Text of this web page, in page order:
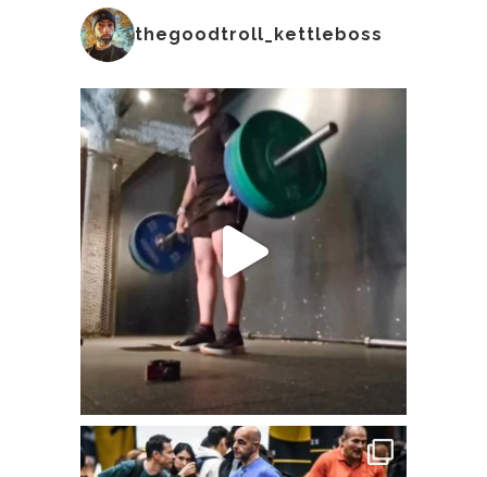
thegoodtroll_kettleboss